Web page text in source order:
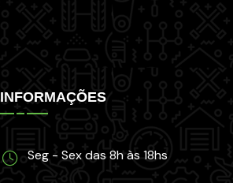
INFORMAÇÕES
Seg - Sex das 8h às 18hs